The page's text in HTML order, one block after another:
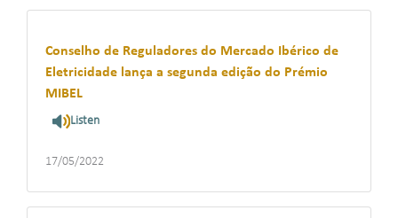
Conselho de Reguladores do Mercado Ibérico de
Eletricidade lança a segunda edição do Prémio
MIBEL
Listen
17/05/2022